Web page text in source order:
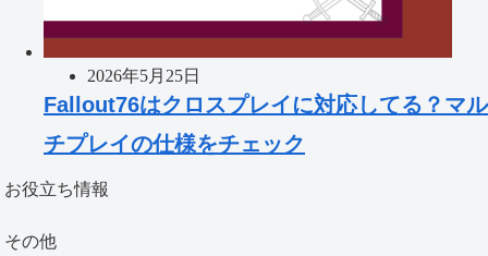
2026年5月25日
Fallout76はクロスプレイに対応してる？マル
チプレイの仕様をチェック
お役立ち情報
その他